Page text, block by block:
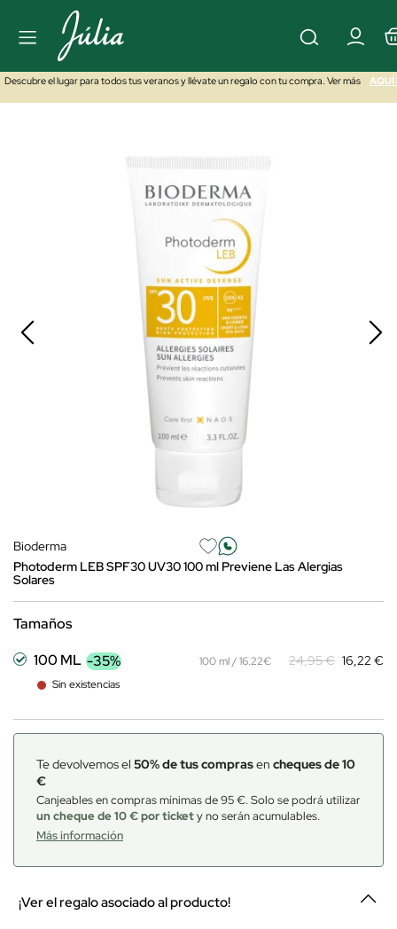
Descubre el lugar para todos tus veranos y llévate un regalo con tu compra. Ver más
Bioderma
Photoderm LEB SPF30 UV30 100 ml Previene Las Alergias
Solares
Tamaños
100 ML -35%
Sin existencias
100 ml / 16.22€ 24,95 € 16,22 €
Te devolvemos el 50% de tus comprasen cheques de 10
€
Canjeables en compras mínimas de 95 €. Solo se podrá utilizar
un cheque de 10 € por tickety no serán acumulables.
Más información
¡Ver el regalo asociado al producto!